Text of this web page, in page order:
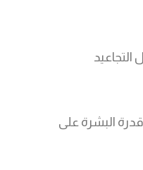
البشرة على